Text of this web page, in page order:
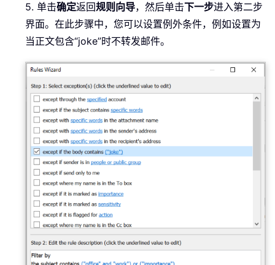
5. 单击确定返回规则向导，然后单击下一步进入第二步
界面。在此步骤中，您可以设置例外条件，例如设置为
当正文包含“joke”时不转发邮件。